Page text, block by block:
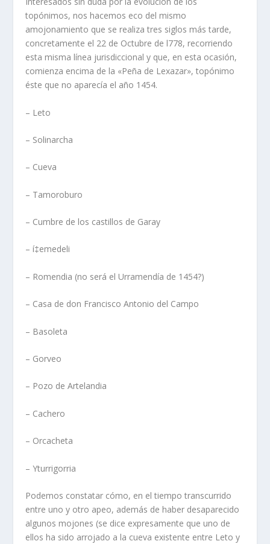
topónimos, nos hacemos eco del mismo
amojonamiento que se realiza tres siglos más tarde,
concretamente el 22 de Octubre de l778, recorriendo
esta misma lí­nea jurisdiccional y que, en esta ocasión,
comienza encima de la «Peña de Lexazar», topónimo
éste que no aparecí­a el año 1454.
– Leto
– Solinarcha
– Cueva
– Tamoroburo
– Cumbre de los castillos de Garay
– í‡emedeli
– Romendia (no será el Urramendí­a de 1454?)
– Casa de don Francisco Antonio del Campo
– Basoleta
– Gorveo
– Pozo de Artelandia
– Cachero
– Orcacheta
– Yturrigorria
Podemos constatar cómo, en el tiempo transcurrido
entre uno y otro apeo, además de haber desaparecido
algunos mojones (se dice expresamente que uno de
ellos ha sido arrojado a la cueva existente entre Leto y